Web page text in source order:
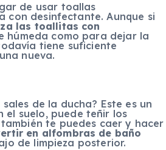
de usar toallas
con desinfectante. Aunque si
las toallitas con
como para dejar la
tiene suficiente
nueva.
de la ducha? Este es un
el suelo, puede teñir los
te puedes caer y hacer
en alfombras de baño
de limpieza posterior.